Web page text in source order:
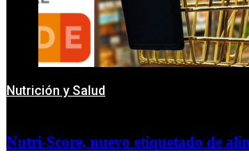
Nutrición y Salud
Nutri-Score, nuevo etiquetado de